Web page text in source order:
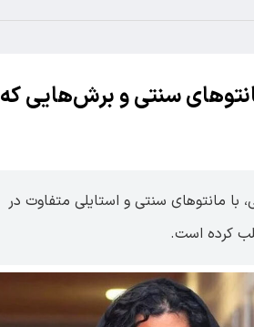
سنتی و برش‌هایی که
مانتوهای سنتی و استایلی متفاوت در
کرده است.